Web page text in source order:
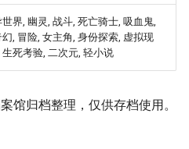
界, 幽灵, 战斗, 死亡骑士, 吸血鬼,
幻, 冒险, 女主角, 身份探索, 虚拟现
死考验, 二次元, 轻小说
馆归档整理，仅供存档使用。